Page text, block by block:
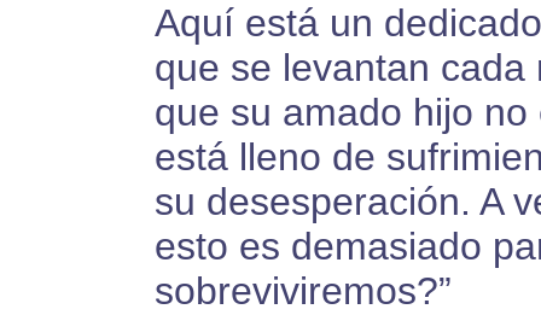
Aquí está un
que se levantan
que su amado hijo
está lleno de
su desesperación. A
esto es demasiado
sobreviviremos?”